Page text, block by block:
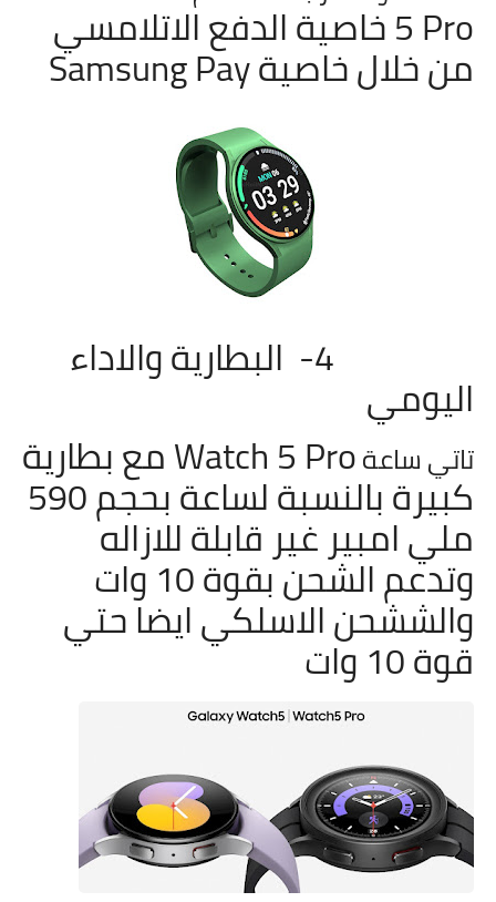
5 Pro خاصية الدفع الاتلامسي
من خلال خاصية Samsung Pay
4- البطارية والاداء
اليومي
تاتي ساعة Watch 5 Pro مع بطارية
كبيرة بالنسبة لساعة بحجم 590
ملي امبير غير قابلة للازاله
وتدعم الشحن بقوة 10 وات
والششحن الاسلكي ايضا حتي
قوة 10 وات